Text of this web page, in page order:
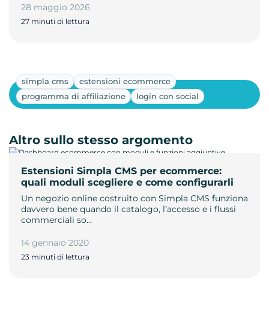
28 maggio 2026
27 minuti di lettura
simpla cms
estensioni ecommerce
programma di affiliazione
login con social
Estensioni Simpla CMS per ecommerce:
quali moduli scegliere e come configurarli
Un negozio online costruito con Simpla CMS funziona
davvero bene quando il catalogo, l’accesso e i flussi
commerciali so…
14 gennaio 2020
23 minuti di lettura
Mostra altri
Altro sullo stesso argomento